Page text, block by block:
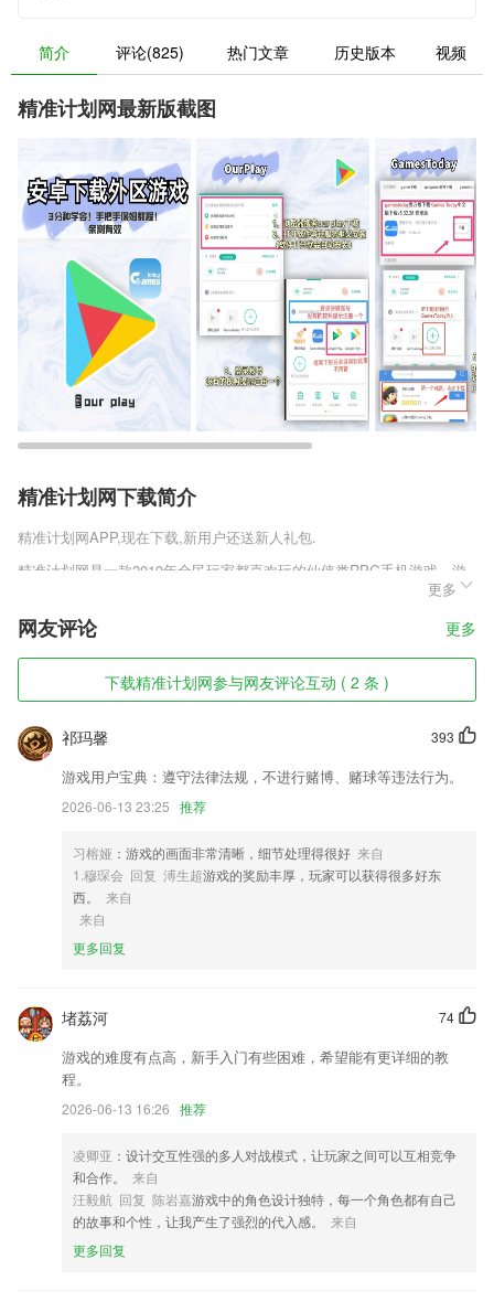
简介 评论(825) 热门文章 历史版本 视频
精准计划网最新版截图
精准计划网下载简介
精准计划网APP,现在下载,新用户还送新人礼包.
精准计划网是一款2019年全民玩家都喜欢玩的仙侠类RPG手机游戏，游
戏采用先进的引擎技术打造，拥有流畅自然的操作手感，饱满的剧情故
事，华丽的技能特效，海量的主线任务，带领玩家快速升级，喜欢天神争
霸官方正版v1.0.0.1这款游戏的玩家千万不要错过，快来趣趣手游网下载
体验吧。
精准计划网软件特色
1,大家在这里通过阅读来赚大量的猪币哦，猪币后期是可以直接还钱还商
品的哦！
2,增加的商品都在软件界面显示,方便以后打开查看明细
3,可以直接免费在线发布自己的需求信息，让满足需求的2265用户及时在
4,【创业服务】3000+项目资源,1000+投资机构,2000+专业新材料投资
人,100+券商及金融机构,200+资深创业导师,够不够?
5,【校园通知】家校通知及时推送提醒，让家长及时了解学校通知信息；
6,特效相机：智能识别你的脸型和五官，为你定制专属美颜方案。从脸部
精准计划网软件优势
1.搜索课程的方式也非常的简单，可以在搜索栏中输入关键词进行内容查
2.：字词听写在线测试，检测你的学习成果，循序渐进、由浅入深，学练
3.在线的名师也有很多，直接就能够体验到名师教导的快乐。
4.在线课程资源可离线缓存，多门课程可同时缓存。
5.儿歌多多，拥有百万儿歌故事资源，适合012岁的儿童及家长使用。
更多
网友评论 更多
下载精准计划网参与网友评论互动 ( 2 条 )
393
祁玛馨
游戏用户宝典：遵守法律法规，不进行赌博、赌球等违法行为。
2026-06-13 23:25 推荐
习榕娅 ：游戏的画面非常清晰，细节处理得很好 来自
1.穆琛会 回复 溥生超游戏的奖励丰厚，玩家可以获得很多好东
西。
来自
来自
更多回复
74
堵荔河
游戏的难度有点高，新手入门有些困难，希望能有更详细的教
程。
2026-06-13 16:26 推荐
凌卿亚 ：设计交互性强的多人对战模式，让玩家之间可以互相竞争
和合作。
来自
汪毅航 回复 陈岩嘉游戏中的角色设计独特，每一个角色都有自己
的故事和个性，让我产生了强烈的代入感。
来自
更多回复